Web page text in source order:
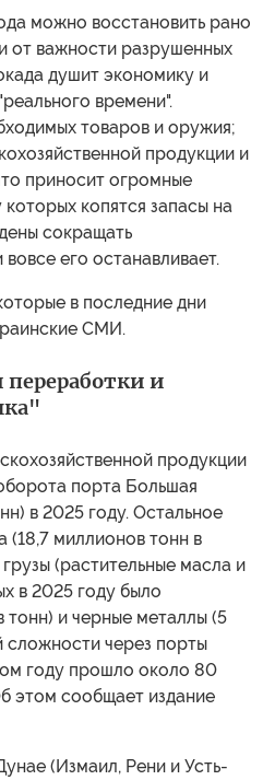
можно восстановить рано
от важности разрушенных
душит экономику и
времени".
товаров и оружия;
продукции и
приносит огромные
копятся запасы на
сокращать
его останавливает.
в последние дни
СМИ.
и
продукции
порта Большая
в 2025 году. Остальное
(18,7 миллионов тонн в
(растительные масла и
в 2025 году было
тонн) и черные металлы (5
через порты
году прошло около 80
этом сообщает издание
(Измаил, Рени и Усть-